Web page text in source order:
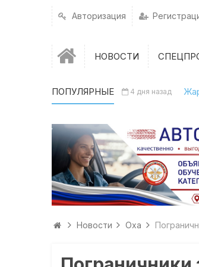
Авторизация
НОВОСТИ
ПОПУЛЯРНЫЕ 4 дня назад
Новости Оха